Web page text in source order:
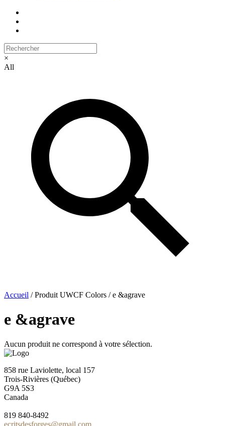
×
All
Accueil / Produit UWCF Colors / e &agrave
e &agrave
Aucun produit ne correspond à votre sélection.
858 rue Laviolette, local 157
Trois-Rivières (Québec)
G9A 5S3
Canada
819 840-8492
ecritsdesforges@gmail.com